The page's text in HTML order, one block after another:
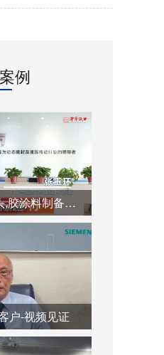
例
造纸行业旋转接头,胶涂料制备系统,蒸汽冷凝水系统运用
户-视频见证